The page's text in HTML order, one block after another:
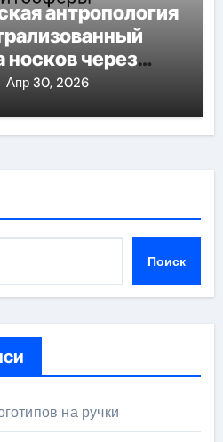
антропология
носков через
магнитосферы
Апр 30, 2026
Поиск
на ручки